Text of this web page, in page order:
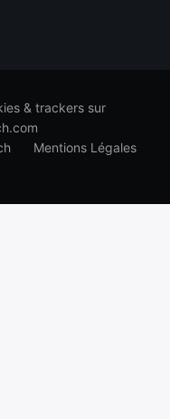
& trackers sur
Mentions Légales